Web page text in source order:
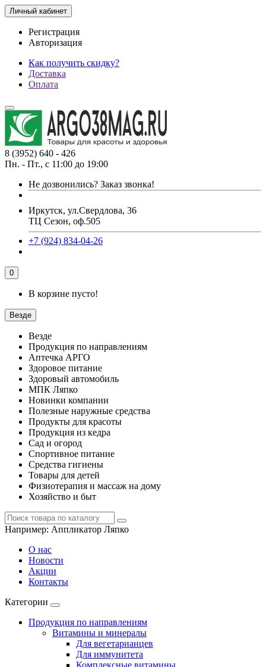
Личный кабинет
Регистрация
Авторизация
Как получить скидку?
Доставка
Оплата
8 (3952) 640 - 426
Пн. - Пт., с 11:00 до 19:00
Не дозвонились? Заказ звонка!
Иркутск, ул.Свердлова, 36
ТЦ Сезон, оф.505
+7 (924) 834-04-26
0
В корзине пусто!
Везде
Везде
Продукция по направлениям
Аптечка АРГО
Здоровое питание
Здоровый автомобиль
МПК Ляпко
Новинки компании
Полезные наружные средства
Продукты для красоты
Продукция из кедра
Сад и огород
Спортивное питание
Средства гигиены
Товары для детей
Физиотерапия и массаж на дому
Хозяйство и быт
Например: Аппликатор Ляпко
О нас
Новости
Акции
Контакты
Категории
Продукция по направлениям
Витамины и минералы
Для вегетарианцев
Для иммунитета
Комплексные витамины